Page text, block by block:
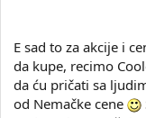
E sad to za akcije i
da kupe, recimo
da ću pričati sa
od Nemačke cene